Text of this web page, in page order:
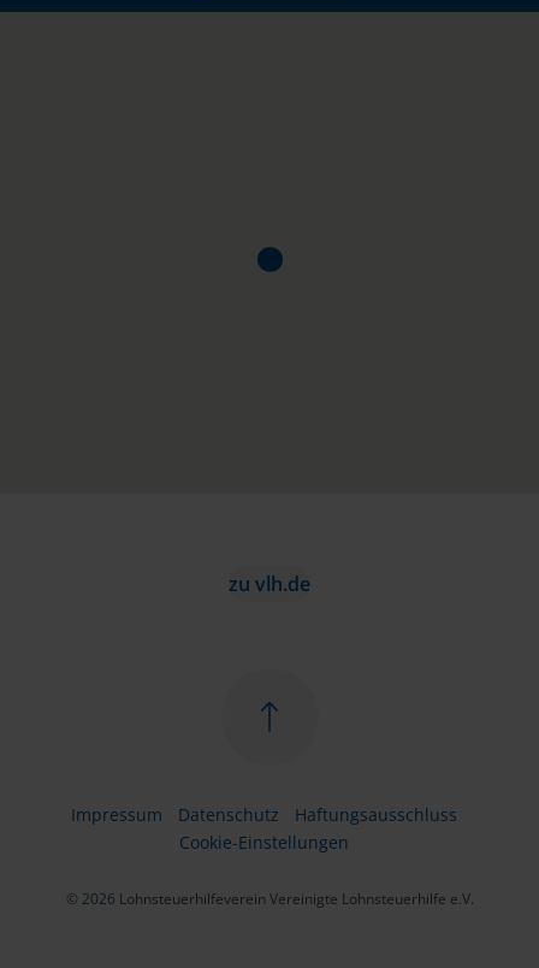
zu vlh.de
Impressum Datenschutz
Haftungsausschluss
Cookie-Einstellungen
© 2026 Lohnsteuerhilfeverein Vereinigte Lohnsteuerhilfe e.V.